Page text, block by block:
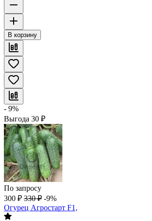
В корзину
- 9%
Выгода 30 ₽
По запросу
300 ₽ 330 ₽ -9%
Огурец Агростарт F1,